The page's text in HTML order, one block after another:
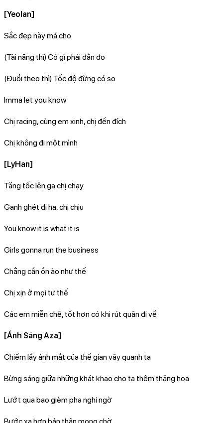
[Yeolan]
Sắc đẹp này má cho
(Tài năng thì) Có gì phải đắn đo
(Đuổi theo thì) Tốc độ đừng có so
Imma let you know
Chị racing, cùng em xinh, chị đến đích
Chị không đi một mình
[LyHan]
Tăng tốc lên ga chị chạy
Ganh ghét đi ha, chị chịu
You know it is what it is
Girls gonna run the business
Chẳng cần ồn ào như thế
Chị xịn ở mọi tư thế
Các em miễn chê, tốt hơn có khi rút quân đi về
[Ánh Sáng Aza]
Chiếm lấy ánh mắt của thế gian vây quanh ta
Bừng sáng giữa những khát khao cho ta thêm thăng hoa
Lướt qua bao gièm pha nghi ngờ